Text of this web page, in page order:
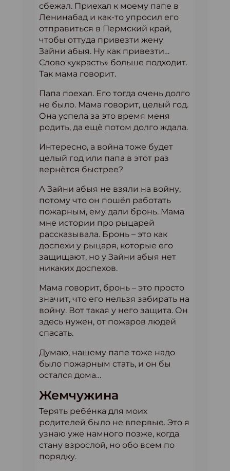
сбежал. Приехал к моему папе в
Ленинабад и как-то упросил его
отправиться в Пермский край,
чтобы оттуда привезти жену
Зайни абыя. Ну как привезти…
Слово «украсть» больше подходит.
Так мама говорит.
Папа поехал. Его тогда очень долго
не было. Мама говорит, целый год.
Она успела за это время меня
родить, да ещё потом долго ждала.
Интересно, а война тоже будет
целый год или папа в этот раз
вернётся быстрее?
А Зайни абыя не взяли на войну,
потому что он пошёл работать
пожарным, ему дали бронь. Мама
мне истории про рыцарей
рассказывала. Бронь – это как
доспехи у рыцаря, которые его
защищают, но у Зайни абыя нет
никаких доспехов.
Мама говорит, бронь – это просто
значит, что его нельзя забирать на
войну. Вот такая у него защита. Он
здесь нужен, от пожаров людей
спасать.
Думаю, нашему папе тоже надо
было пожарным стать, и он бы
остался дома…
Жемчужина
Терять ребёнка для моих
родителей было не впервые. Это я
узнаю уже намного позже, когда
стану взрослой, но обо всем по
порядку.